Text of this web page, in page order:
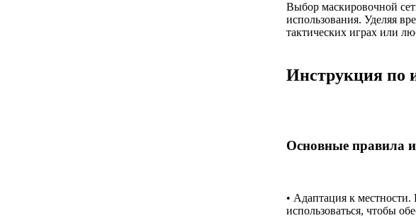
Выбор маскировочной
использования. Уделяя
тактических играх или
Инструкция по
Основные правила
• Адаптация к
использоваться, чтобы